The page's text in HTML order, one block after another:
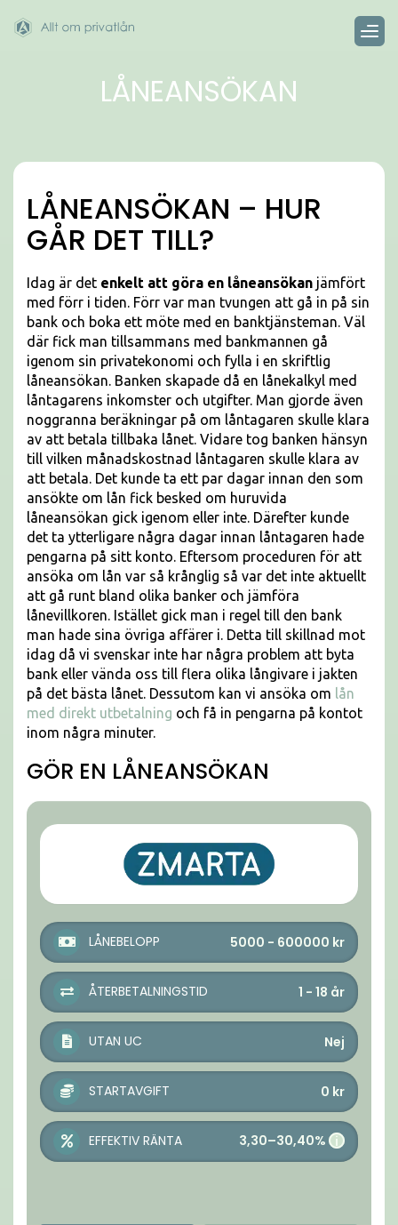
LÅNEANSÖKAN
LÅNEANSÖKAN – HUR
GÅR DET TILL?
Idag är det enkelt att göra en låneansökan jämfört
med förr i tiden. Förr var man tvungen att gå in på sin
bank och boka ett möte med en banktjänsteman. Väl
där fick man tillsammans med bankmannen gå
igenom sin privatekonomi och fylla i en skriftlig
låneansökan. Banken skapade då en lånekalkyl med
låntagarens inkomster och utgifter. Man gjorde även
noggranna beräkningar på om låntagaren skulle klara
av att betala tillbaka lånet. Vidare tog banken hänsyn
till vilken månadskostnad låntagaren skulle klara av
att betala. Det kunde ta ett par dagar innan den som
ansökte om lån fick besked om huruvida
låneansökan gick igenom eller inte. Därefter kunde
det ta ytterligare några dagar innan låntagaren hade
pengarna på sitt konto. Eftersom proceduren för att
ansöka om lån var så krånglig så var det inte aktuellt
att gå runt bland olika banker och jämföra
lånevillkoren. Istället gick man i regel till den bank
man hade sina övriga affärer i. Detta till skillnad mot
idag då vi svenskar inte har några problem att byta
bank eller vända oss till flera olika långivare i jakten
på det bästa lånet. Dessutom kan vi ansöka om lån
med direkt utbetalning och få in pengarna på kontot
inom några minuter.
GÖR EN LÅNEANSÖKAN
LÅNEBELOPP 5000 - 600000 kr
ÅTERBETALNINGSTID 1 - 18 år
UTAN UC Nej
STARTAVGIFT 0 kr
EFFEKTIV RÄNTA 3,30–30,40% i